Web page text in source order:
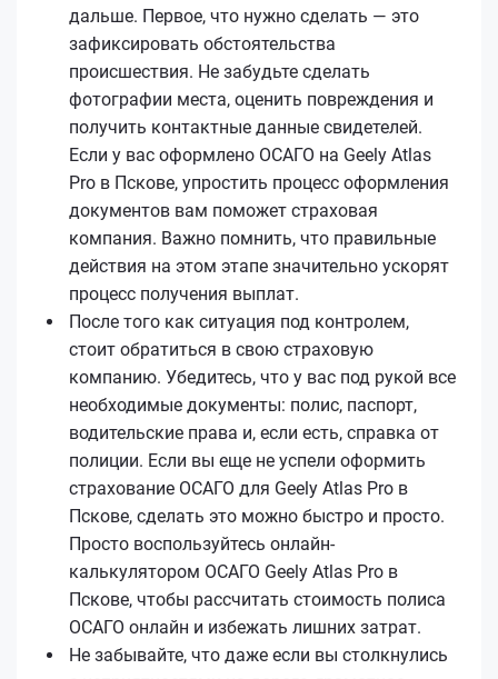
дальше. Первое, что нужно сделать — это
зафиксировать обстоятельства
происшествия. Не забудьте сделать
фотографии места, оценить повреждения и
получить контактные данные свидетелей.
Если у вас оформлено ОСАГО на Geely Atlas
Pro в Пскове, упростить процесс оформления
документов вам поможет страховая
компания. Важно помнить, что правильные
действия на этом этапе значительно ускорят
процесс получения выплат.
После того как ситуация под контролем,
стоит обратиться в свою страховую
компанию. Убедитесь, что у вас под рукой все
необходимые документы: полис, паспорт,
водительские права и, если есть, справка от
полиции. Если вы еще не успели оформить
страхование ОСАГО для Geely Atlas Pro в
Пскове, сделать это можно быстро и просто.
Просто воспользуйтесь онлайн-
калькулятором ОСАГО Geely Atlas Pro в
Пскове, чтобы рассчитать стоимость полиса
ОСАГО онлайн и избежать лишних затрат.
Не забывайте, что даже если вы столкнулись